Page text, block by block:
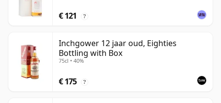
€ 121 ?
Inchgower 12 jaar oud, Eighties
Bottling with Box
75cl • 40%
€ 175 ?